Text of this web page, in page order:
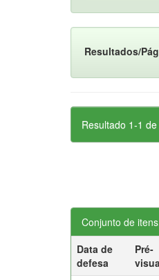
Resultados/
Resultado 1-1 de
Conjunto de
Data de
defesa
Pré-